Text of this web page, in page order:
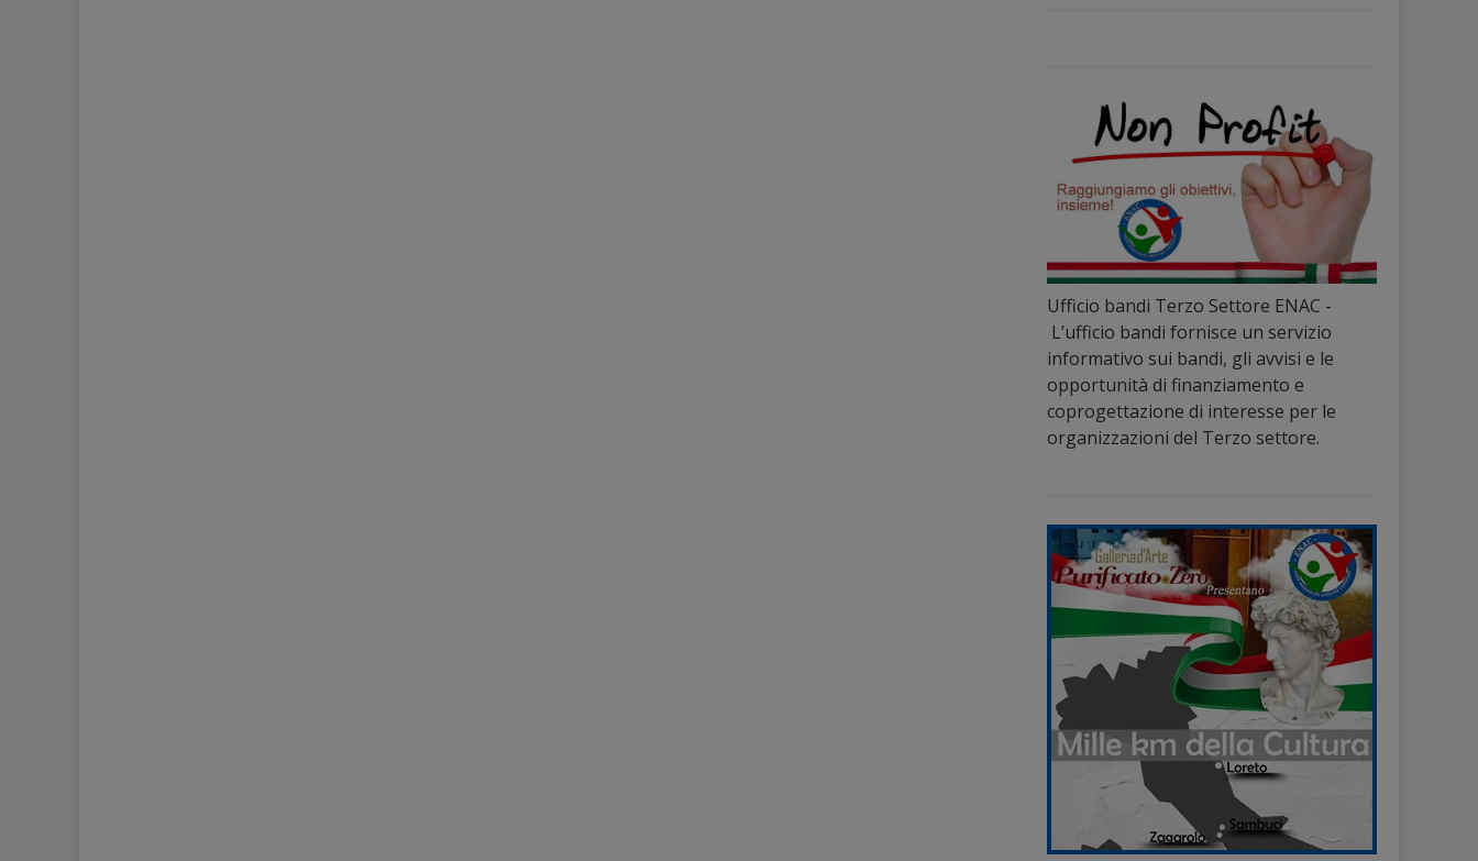
Ufficio bandi Terzo Settore ENAC -
L’ufficio bandi fornisce un servizio
informativo sui bandi, gli avvisi e le
opportunità di finanziamento e
coprogettazione di interesse per le
organizzazioni del Terzo settore.